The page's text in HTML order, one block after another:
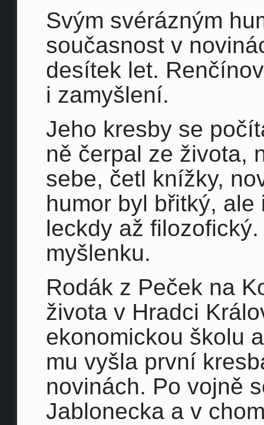
Svým svérázným
současnost v
desítek let.
i zamyšlení.
Jeho kresby se
ně čerpal ze života,
sebe, četl knížky,
humor byl břitký,
leckdy až
myšlenku.
Rodák z Peček na
života v Hradci
ekonomickou školu
mu vyšla první
novinách. Po vojně
Jablonecka a v